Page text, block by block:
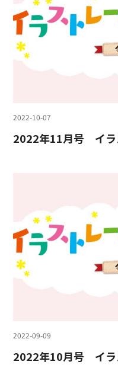
2022-10-07
2022年11月号 イラ
2022-09-09
2022年10月号 イラ